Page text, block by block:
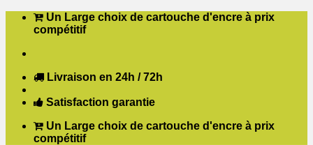
Passer Un Large choix de cartouche d'encre à prix
compétitif
Livraison en 24h / 72h
Satisfaction garantie
Un Large choix de cartouche d'encre à prix
compétitif